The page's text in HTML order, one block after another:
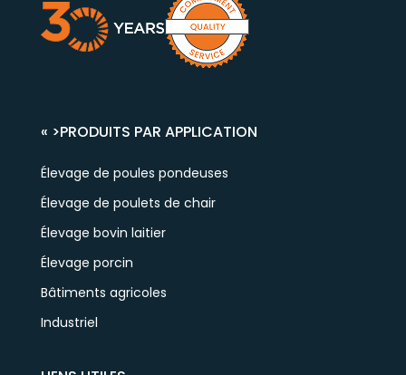
« >PRODUITS PAR APPLICATION
Élevage de poules pondeuses
Élevage de poulets de chair
Élevage bovin laitier
Élevage porcin
Bâtiments agricoles
Industriel